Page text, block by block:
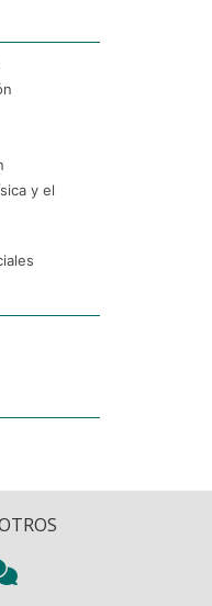
y el